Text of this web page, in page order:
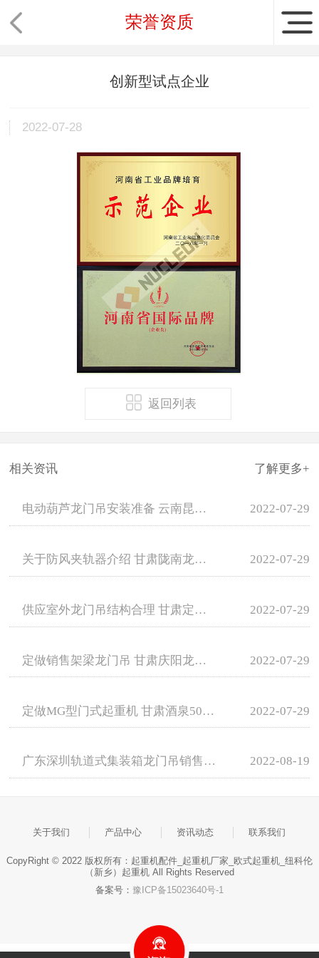
荣誉资质
创新型试点企业
2022-07-28
返回列表
相关资讯 了解更多+
电动葫芦龙门吊安装准备 云南昆明龙门吊租赁 2022-07-29
关于防风夹轨器介绍 甘肃陇南龙门吊租赁厂家 2022-07-29
供应室外龙门吊结构合理 甘肃定西龙门吊销售 2022-07-29
定做销售架梁龙门吊 甘肃庆阳龙门吊租赁费用 2022-07-29
定做MG型门式起重机 甘肃酒泉50吨龙门吊租赁 2022-07-29
广东深圳轨道式集装箱龙门吊销售价格 2022-08-19
关于我们 产品中心 资讯动态 联系我们
CopyRight © 2022 版权所有：起重机配件_起重机厂家_欧式起重机_纽科伦
（新乡）起重机 All Rights Reserved
备案号： 豫ICP备15023640号-1